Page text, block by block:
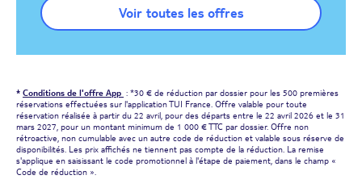
Voir toutes les offres
* Conditions de l'offre App : *30 € de réduction par dossier pour les 500 premières
réservations effectuées sur l'application TUI France. Offre valable pour toute
réservation réalisée à partir du 22 avril, pour des départs entre le 22 avril 2026 et le 31
mars 2027, pour un montant minimum de 1 000 € TTC par dossier. Offre non
rétroactive, non cumulable avec un autre code de réduction et valable sous réserve de
disponibilités. Les prix affichés ne tiennent pas compte de la réduction. La remise
s'applique en saisissant le code promotionnel à l'étape de paiement, dans le champ «
Code de réduction ».